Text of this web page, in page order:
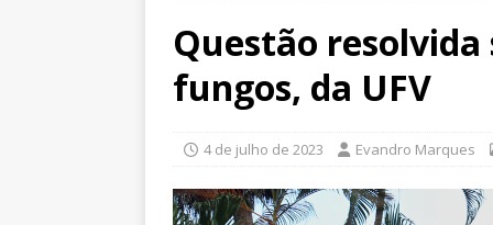
SEM
do cacau, da
[ 2 de
QUESTÕES
Questão
fungos, da UFV
4 de julho de 2023 Evandro Marques